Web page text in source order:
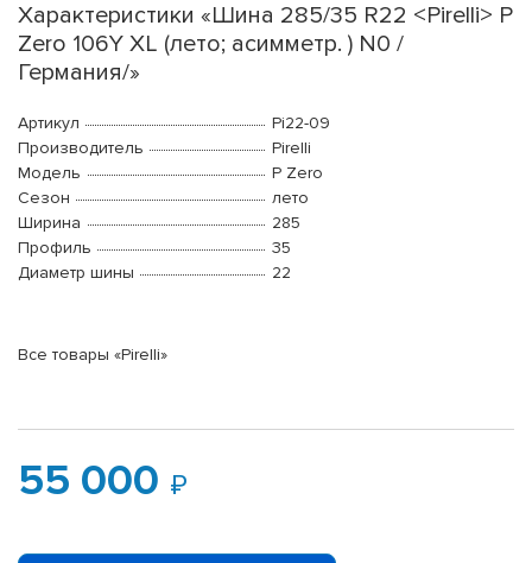
Характеристики «Шина 285/35 R22 <Pirelli> P
Zero 106Y XL (лето; асимметр. ) N0 /
Германия/»
Артикул
Pi22-09
Производитель
Pirelli
Модель
P Zero
Сезон
лето
Ширина
285
Профиль
35
Диаметр шины
22
Все товары «Pirelli»
55 000